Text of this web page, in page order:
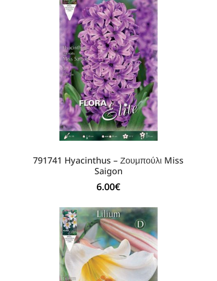
791741 Hyacinthus – Ζουμπούλι Miss
Saigon
6.00€